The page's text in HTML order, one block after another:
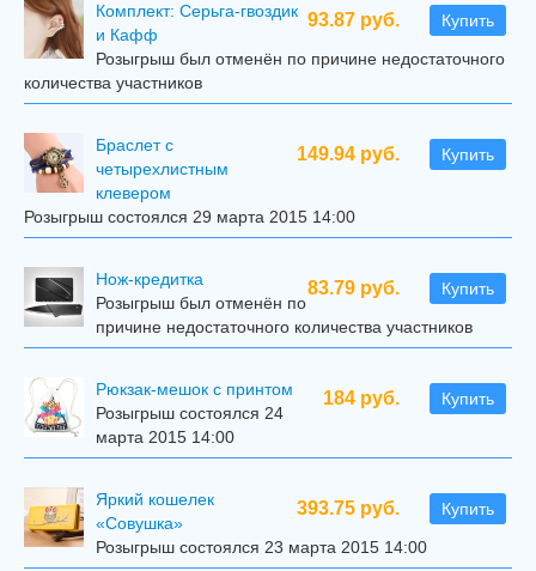
93.87 руб. Купить
Комплект: Серьга-гвоздик
и Кафф
Розыгрыш был отменён по причине недостаточного
количества участников
149.94 руб. Купить
Браслет с
четырехлистным
клевером
Розыгрыш состоялся 29 марта 2015 14:00
83.79 руб. Купить
Нож-кредитка
Розыгрыш был отменён по
причине недостаточного количества участников
184 руб. Купить
Рюкзак-мешок с принтом
Розыгрыш состоялся 24
марта 2015 14:00
393.75 руб. Купить
Яркий кошелек
«Совушка»
Розыгрыш состоялся 23 марта 2015 14:00